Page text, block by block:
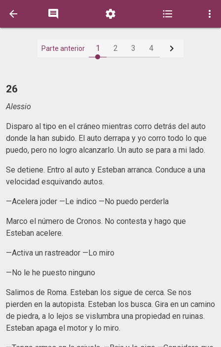
    
Parte anterior 1 2 3 4 
26
Alessio
Disparo al tipo en el cráneo mientras corro detrás del auto
donde la han subido. El auto derrapa y yo corro todo lo que
puedo, pero no logro alcanzarlo. Un auto se para a mi lado.
Se detiene. Entro al auto y Esteban arranca. Conduce a una
velocidad esquivando autos.
—Acelera joder —Le indico —No puedo perderla
Marco el número de Cronos. No contesta y hago que
Esteban acelere.
—Activa un rastreador —Lo miro
—No le he puesto ninguno
Salimos de Roma. Esteban los sigue de cerca. Se nos
pierden en la autopista. Esteban los busca. Gira en un camino
de piedra, a lo lejos se vislumbra una propiedad en ruinas.
Esteban apaga el motor y lo miro.